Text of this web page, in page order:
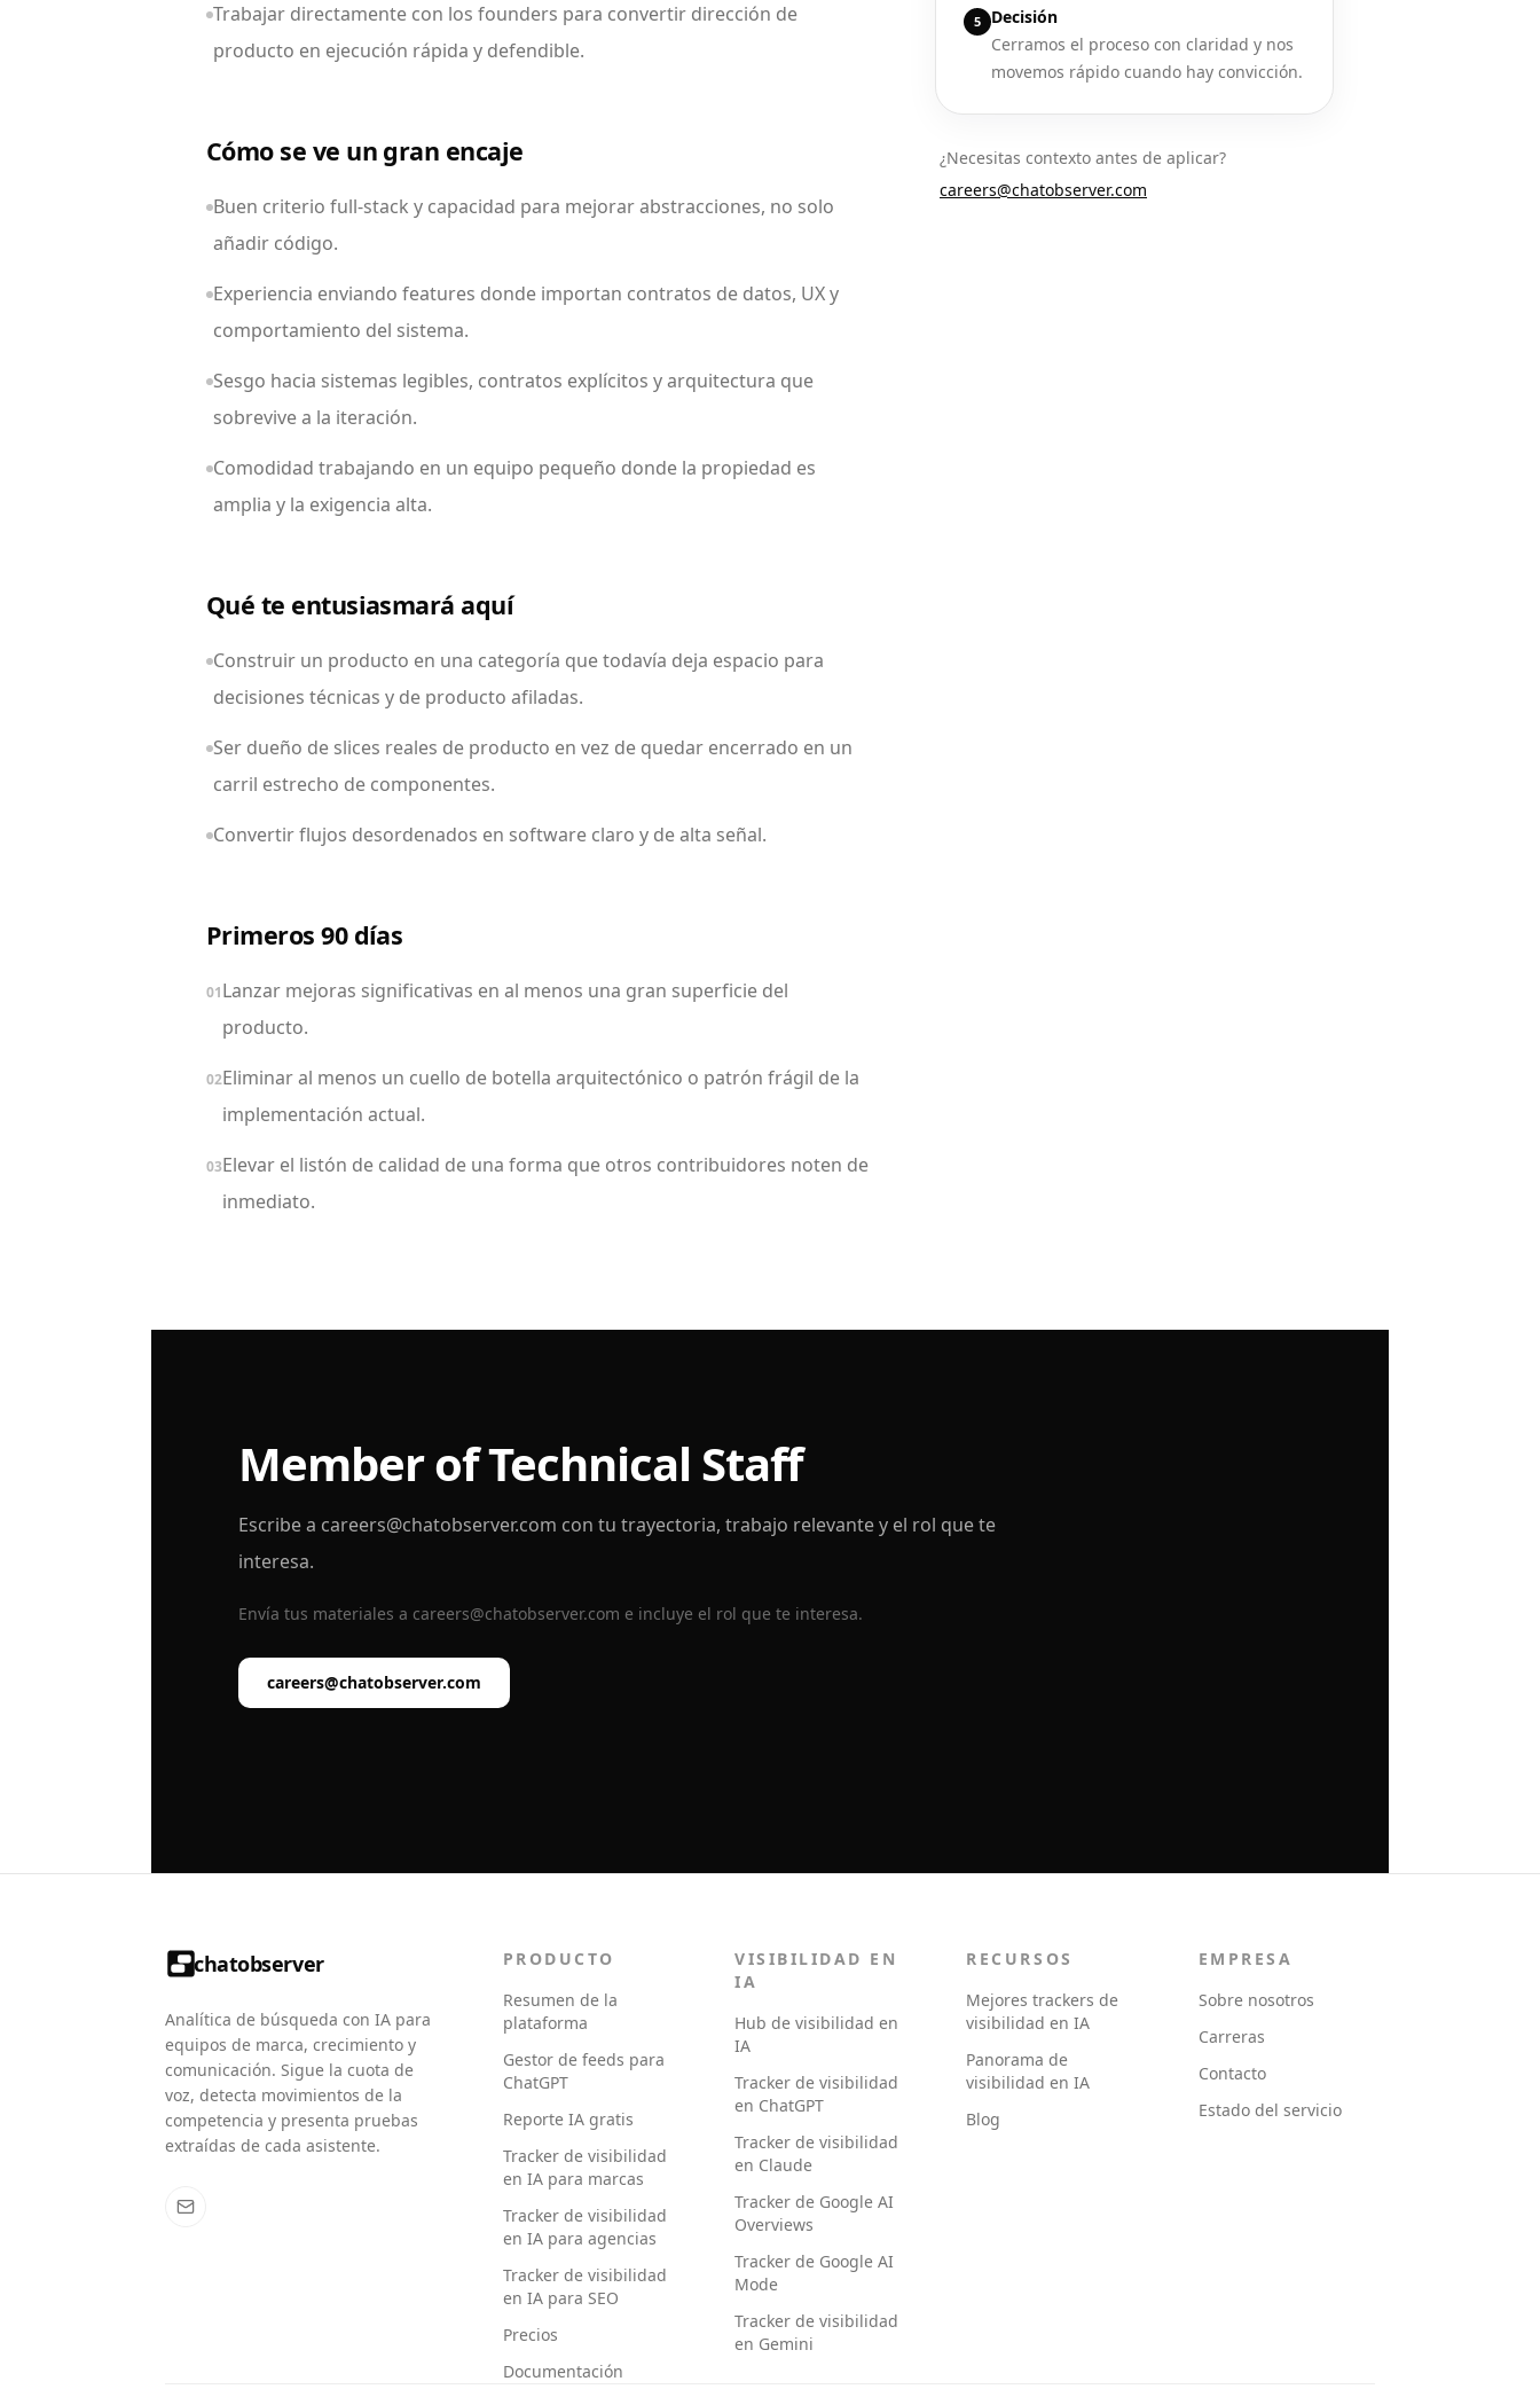
Trabajar directamente con los founders para convertir dirección de
producto en ejecución rápida y defendible.
Cómo se ve un gran encaje
Buen criterio full-stack y capacidad para mejorar abstracciones, no solo
añadir código.
Experiencia enviando features donde importan contratos de datos, UX y
comportamiento del sistema.
Sesgo hacia sistemas legibles, contratos explícitos y arquitectura que
sobrevive a la iteración.
Comodidad trabajando en un equipo pequeño donde la propiedad es
amplia y la exigencia alta.
Qué te entusiasmará aquí
Construir un producto en una categoría que todavía deja espacio para
decisiones técnicas y de producto afiladas.
Ser dueño de slices reales de producto en vez de quedar encerrado en un
carril estrecho de componentes.
Convertir flujos desordenados en software claro y de alta señal.
Primeros 90 días
01Lanzar mejoras significativas en al menos una gran superficie del
producto.
02Eliminar al menos un cuello de botella arquitectónico o patrón frágil de la
implementación actual.
03Elevar el listón de calidad de una forma que otros contribuidores noten de
inmediato.
5
Decisión
Cerramos el proceso con claridad y nos
movemos rápido cuando hay convicción.
¿Necesitas contexto antes de aplicar?
careers@chatobserver.com
Member of Technical Staff
Escribe a careers@chatobserver.com con tu trayectoria, trabajo relevante y el rol que te
interesa.
Envía tus materiales a careers@chatobserver.com e incluye el rol que te interesa.
careers@chatobserver.com
chatobserver
Analítica de búsqueda con IA para
equipos de marca, crecimiento y
comunicación. Sigue la cuota de
voz, detecta movimientos de la
competencia y presenta pruebas
extraídas de cada asistente.
PRODUCTO
Resumen de la
plataforma
Gestor de feeds para
ChatGPT
Reporte IA gratis
Tracker de visibilidad
en IA para marcas
Tracker de visibilidad
en IA para agencias
Tracker de visibilidad
en IA para SEO
Precios
Documentación
VISIBILIDAD EN
IA
Hub de visibilidad en
IA
Tracker de visibilidad
en ChatGPT
Tracker de visibilidad
en Claude
Tracker de Google AI
Overviews
Tracker de Google AI
Mode
Tracker de visibilidad
en Gemini
RECURSOS
Mejores trackers de
visibilidad en IA
Panorama de
visibilidad en IA
Blog
EMPRESA
Sobre nosotros
Carreras
Contacto
Estado del servicio